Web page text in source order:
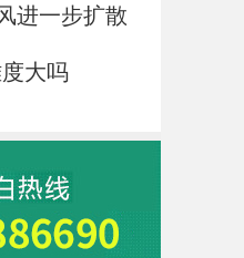
进一步扩散
大吗